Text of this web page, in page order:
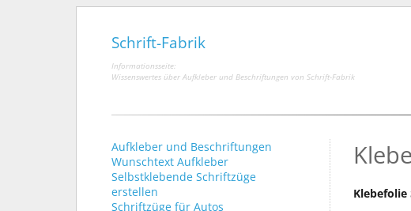
Schrift-Fabrik
Informationsseite:
Wissenswertes über Aufkleber und Beschriftungen von Schrift-Fabrik
Aufkleber und Beschriftungen
Wunschtext Aufkleber
Selbstklebende Schriftzüge
erstellen
Schriftzüge für Autos